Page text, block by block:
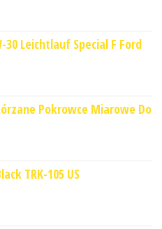
30 Leichtlauf Special F Ford
Pokrowce Miarowe Do
TRK-105 US